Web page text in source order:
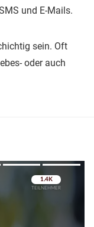
und E-Mails.
sein. Oft
oder auch